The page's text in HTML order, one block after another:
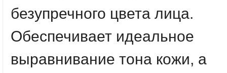
безупречного цвета лица.
Обеспечивает идеальное
выравнивание тона кожи, а